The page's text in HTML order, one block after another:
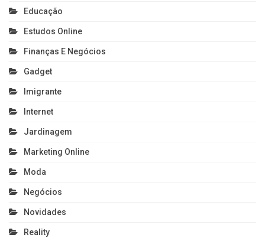
Educação
Estudos Online
Finanças E Negócios
Gadget
Imigrante
Internet
Jardinagem
Marketing Online
Moda
Negócios
Novidades
Reality